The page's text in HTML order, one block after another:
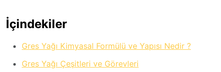
İçindekiler
Gres Yağı Kimyasal Formülü ve Yapısı Nedir ?
Gres Yağı Çeşitleri ve Görevleri